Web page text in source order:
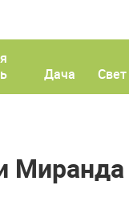
Дача Свет
Миранда